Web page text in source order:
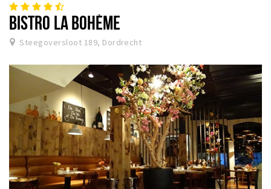
BISTRO LA BOHÈME
Steegoversloot 189, Dordrecht